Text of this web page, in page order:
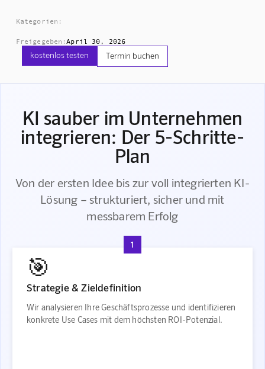
Kategorien:
Freigegeben:April 30, 2026
kostenlos testen Termin buchen
KI sauber im Unternehmen
integrieren: Der 5-Schritte-
Plan
Von der ersten Idee bis zur voll integrierten KI-
Lösung – strukturiert, sicher und mit
messbarem Erfolg
1
🎯
Strategie & Zieldefinition
Wir analysieren Ihre Geschäftsprozesse und identifizieren
konkrete Use Cases mit dem höchsten ROI-Potenzial.